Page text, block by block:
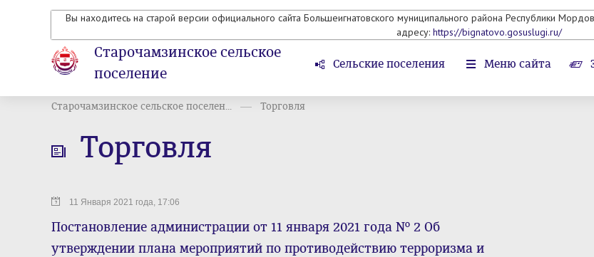
Вы находитесь на старой версии официального сайта Большеигнатовского муниципального района Республики
адресу: https://bignatovo.gosuslugi.ru/
Старочамзинское сельское
поселение
Сельские поселения Меню сайта
Старочамзинское сельское поселен... Торговля
Торговля
11 Января 2021 года, 17:06
Постановление администрации от 11 января 2021 года № 2 Об
утверждении плана мероприятий по противодействию терроризма и